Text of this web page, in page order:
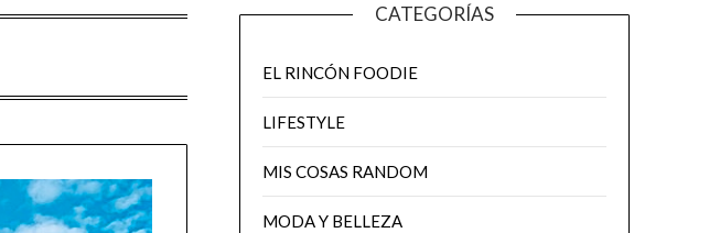
CATEGORÍAS
EL RINCÓN FOODIE
LIFESTYLE
MIS COSAS RANDOM
MODA Y BELLEZA